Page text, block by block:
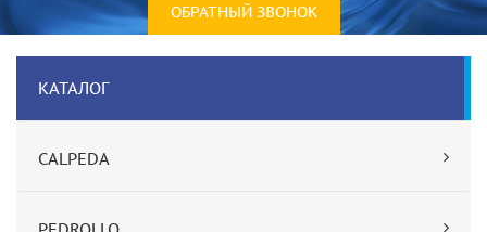
ОБРАТНЫЙ ЗВОНОК
КАТАЛОГ
CALPEDA